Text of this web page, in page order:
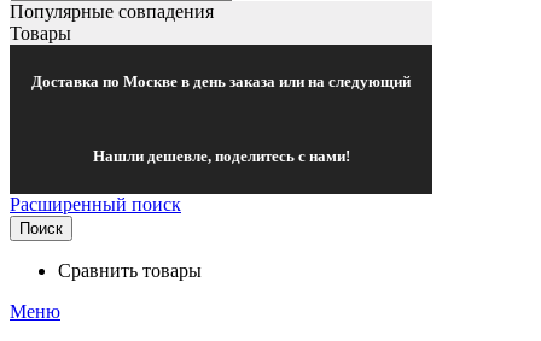
Популярные совпадения
Товары
Доставка по Москве в день заказа или на следующий
Нашли дешевле, поделитесь с нами!
Расширенный поиск
Поиск
Сравнить товары
Меню